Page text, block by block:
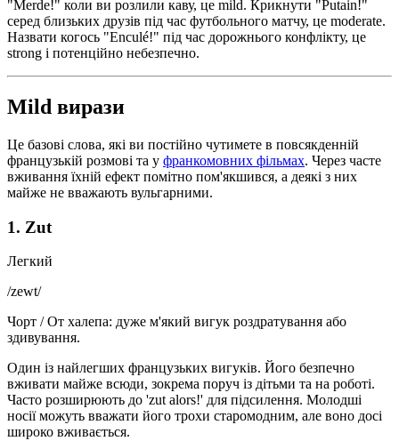
"Merde!" коли ви розлили каву, це mild. Крикнути "Putain!"
серед близьких друзів під час футбольного матчу, це moderate.
Назвати когось "Enculé!" під час дорожнього конфлікту, це
strong і потенційно небезпечно.
Mild вирази
Це базові слова, які ви постійно чутимете в повсякденній
французькій розмові та у франкомовних фільмах. Через часте
вживання їхній ефект помітно пом'якшився, а деякі з них
майже не вважають вульгарними.
1. Zut
Легкий
/zewt/
Чорт / От халепа: дуже м'який вигук роздратування або
здивування.
Один із найлегших французьких вигуків. Його безпечно
вживати майже всюди, зокрема поруч із дітьми та на роботі.
Часто розширюють до 'zut alors!' для підсилення. Молодші
носії можуть вважати його трохи старомодним, але воно досі
широко вживається.